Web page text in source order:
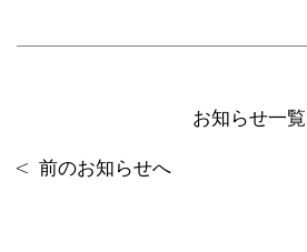
前のお知らせへ
お知らせ一覧